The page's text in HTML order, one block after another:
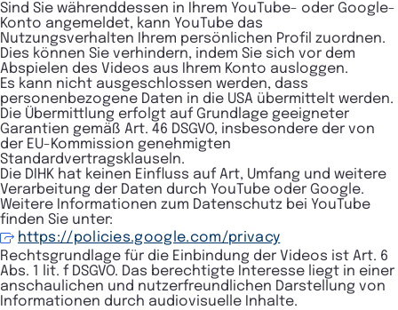
Sind Sie währenddessen in Ihrem YouTube- oder Google-
Konto angemeldet, kann YouTube das
Nutzungsverhalten Ihrem persönlichen Profil zuordnen.
Dies können Sie verhindern, indem Sie sich vor dem
Abspielen des Videos aus Ihrem Konto ausloggen.
Es kann nicht ausgeschlossen werden, dass
personenbezogene Daten in die USA übermittelt werden.
Die Übermittlung erfolgt auf Grundlage geeigneter
Garantien gemäß Art. 46 DSGVO, insbesondere der von
der EU-Kommission genehmigten
Standardvertragsklauseln.
Die DIHK hat keinen Einfluss auf Art, Umfang und weitere
Verarbeitung der Daten durch YouTube oder Google.
Weitere Informationen zum Datenschutz bei YouTube
finden Sie unter:
https://policies.google.com/privacy
Rechtsgrundlage für die Einbindung der Videos ist Art. 6
Abs. 1 lit. f DSGVO. Das berechtigte Interesse liegt in einer
anschaulichen und nutzerfreundlichen Darstellung von
Informationen durch audiovisuelle Inhalte.